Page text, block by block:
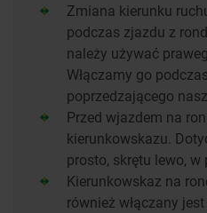
Zmiana kierunku
podczas zjazdu z
należy używać
Włączamy go
poprzedzającego
Przed wjazdem na
kierunkowskazu.
prosto, skrętu lewo,
Kierunkowskaz na
również włączany